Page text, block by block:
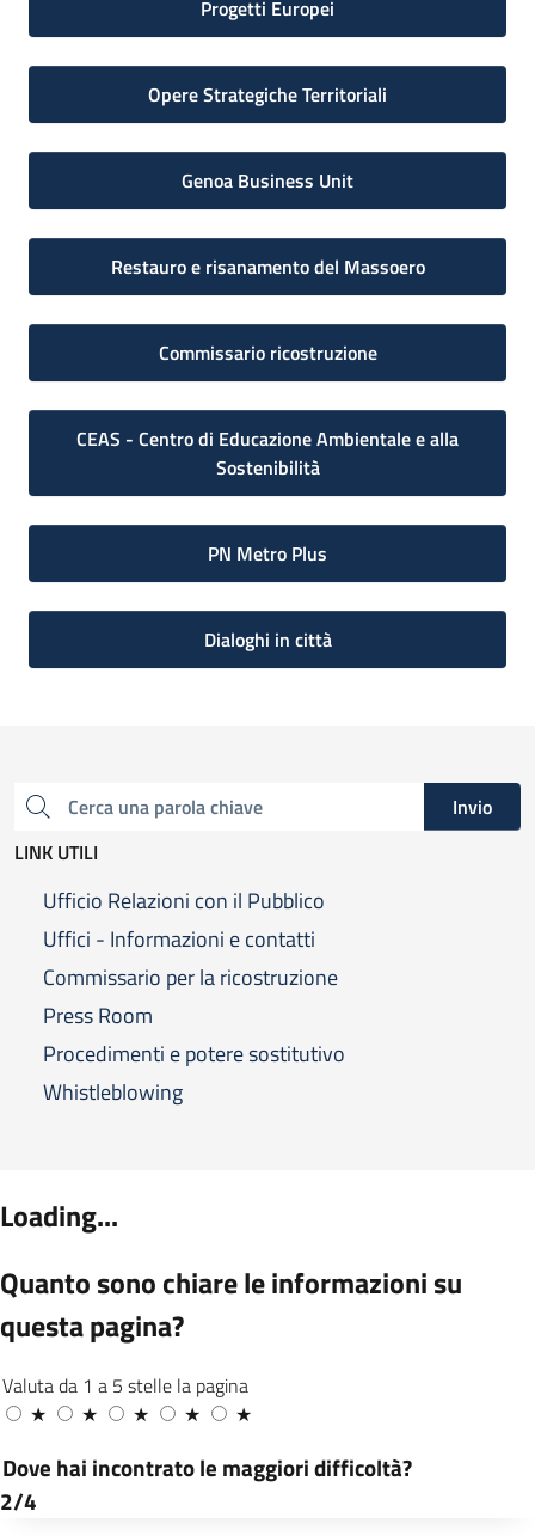
Progetti Europei
Opere Strategiche Territoriali
Genoa Business Unit
Restauro e risanamento del Massoero
Commissario ricostruzione
CEAS - Centro di Educazione Ambientale e alla
Sostenibilità
PN Metro Plus
Dialoghi in città
Cerca una parola chiave
Invio
LINK UTILI
Ufficio Relazioni con il Pubblico
Uffici - Informazioni e contatti
Commissario per la ricostruzione
Press Room
Procedimenti e potere sostitutivo
Whistleblowing